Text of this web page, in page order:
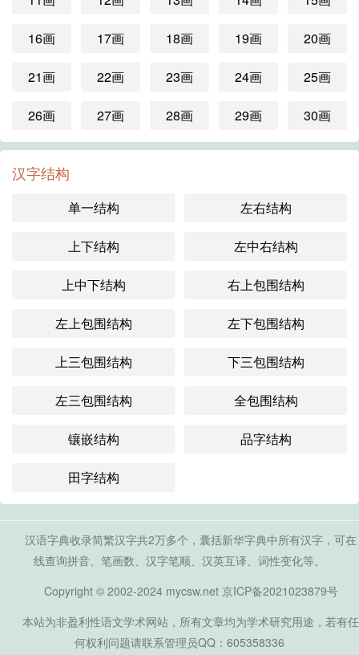
16画 17画 18画 19画 20画
21画 22画 23画 24画 25画
26画 27画 28画 29画 30画
汉字结构
单一结构 左右结构
上下结构 左中右结构
上中下结构 右上包围结构
左上包围结构 左下包围结构
上三包围结构 下三包围结构
左三包围结构 全包围结构
镶嵌结构 品字结构
田字结构
汉语字典收录简繁汉字共2万多个，囊括新华字典中所有汉字，可在
线查询拼音、笔画数、汉字笔顺、汉英互译、词性变化等。
Copyright © 2002-2024 mycsw.net 京ICP备2021023879号
本站为非盈利性语文学术网站，所有文章均为学术研究用途，若有任
何权利问题请联系管理员QQ：605358336